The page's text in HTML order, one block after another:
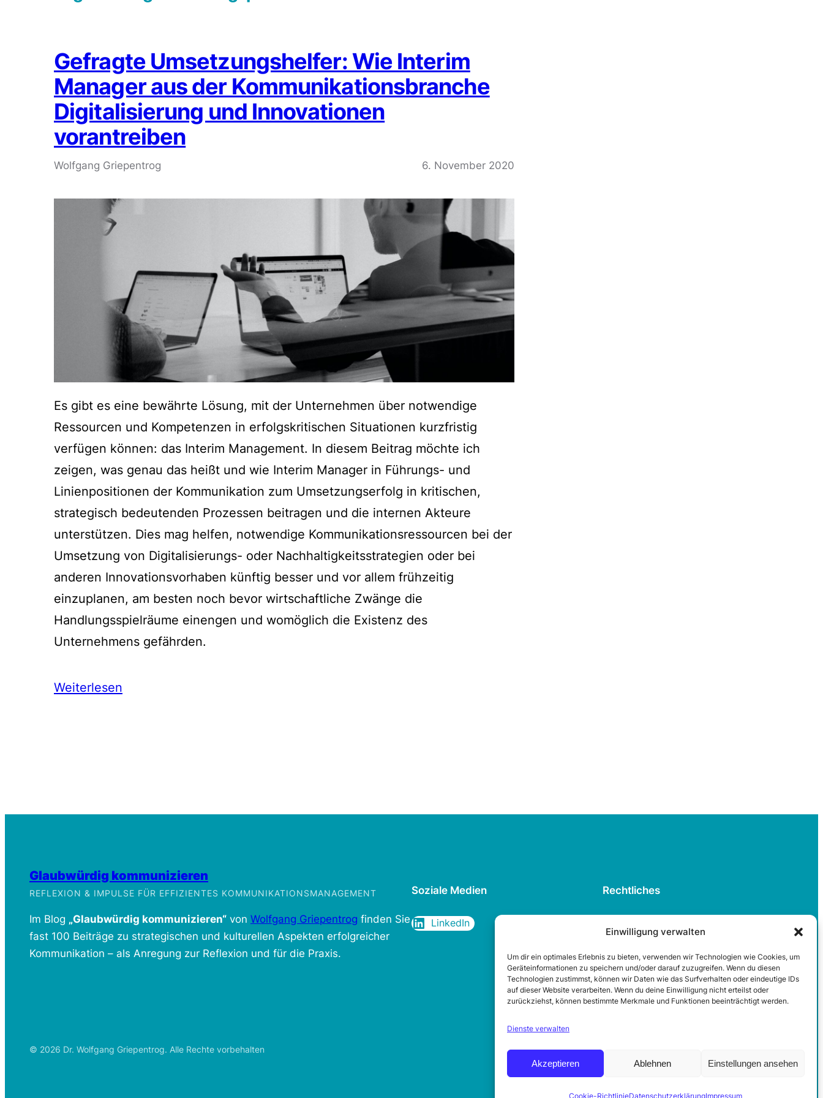
Einwilligung verwalten
Um dir ein optimales Erlebnis zu bieten, verwenden wir Technologien wie Cookies, um
Geräteinformationen zu speichern und/oder darauf zuzugreifen. Wenn du diesen
Technologien zustimmst, können wir Daten wie das Surfverhalten oder eindeutige IDs
auf dieser Website verarbeiten. Wenn du deine Einwilligung nicht erteilst oder
zurückziehst, können bestimmte Merkmale und Funktionen beeinträchtigt werden.
Dienste verwalten
Akzeptieren Ablehnen Einstellungen ansehen
Cookie-RichtlinieDatenschutzerklärungImpressum
Gefragte Umsetzungshelfer: Wie Interim
Manager aus der Kommunikationsbranche
Digitalisierung und Innovationen
vorantreiben
Wolfgang Griepentrog 6. November 2020
Es gibt es eine bewährte Lösung, mit der Unternehmen über notwendige
Ressourcen und Kompetenzen in erfolgskritischen Situationen kurzfristig
verfügen können: das Interim Management. In diesem Beitrag möchte ich
zeigen, was genau das heißt und wie Interim Manager in Führungs- und
Linienpositionen der Kommunikation zum Umsetzungserfolg in kritischen,
strategisch bedeutenden Prozessen beitragen und die internen Akteure
unterstützen. Dies mag helfen, notwendige Kommunikationsressourcen bei der
Umsetzung von Digitalisierungs- oder Nachhaltigkeitsstrategien oder bei
anderen Innovationsvorhaben künftig besser und vor allem frühzeitig
einzuplanen, am besten noch bevor wirtschaftliche Zwänge die
Handlungsspielräume einengen und womöglich die Existenz des
Unternehmens gefährden.
Weiterlesen
Glaubwürdig kommunizieren
REFLEXION & IMPULSE FÜR EFFIZIENTES KOMMUNIKATIONSMANAGEMENT
Im Blog „Glaubwürdig kommunizieren“ von Wolfgang Griepentrog finden Sie
fast 100 Beiträge zu strategischen und kulturellen Aspekten erfolgreicher
Kommunikation – als Anregung zur Reflexion und für die Praxis.
Soziale Medien
LinkedIn
Rechtliches
Cookie-Richtlinie
Impressum
Kontakt
© 2026 Dr. Wolfgang Griepentrog. Alle Rechte vorbehalten